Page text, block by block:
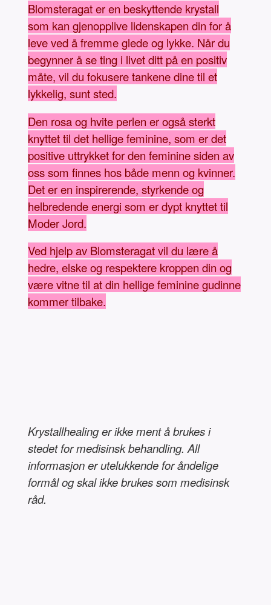
Blomsteragat er en beskyttende krystall
som kan gjenopplive lidenskapen din for å
leve ved å fremme glede og lykke. Når du
begynner å se ting i livet ditt på en positiv
måte, vil du fokusere tankene dine til et
lykkelig, sunt sted.
Den rosa og hvite perlen er også sterkt
knyttet til det hellige feminine, som er det
positive uttrykket for den feminine siden av
oss som finnes hos både menn og kvinner.
Det er en inspirerende, styrkende og
helbredende energi som er dypt knyttet til
Moder Jord.
Ved hjelp av Blomsteragat vil du lære å
hedre, elske og respektere kroppen din og
være vitne til at din hellige feminine gudinne
kommer tilbake.
Krystallhealing er ikke ment å brukes i
stedet for medisinsk behandling. All
informasjon er utelukkende for åndelige
formål og skal ikke brukes som medisinsk
råd.